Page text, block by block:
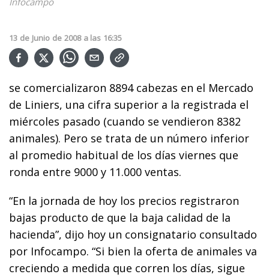
13 de Junio de 2008 a las 16:35
se comercializaron 8894 cabezas en el Mercado
de Liniers, una cifra superior a la registrada el
miércoles pasado (cuando se vendieron 8382
animales). Pero se trata de un número inferior
al promedio habitual de los días viernes que
ronda entre 9000 y 11.000 ventas.
“En la jornada de hoy los precios registraron
bajas producto de que la baja calidad de la
hacienda”, dijo hoy un consignatario consultado
por Infocampo. “Si bien la oferta de animales va
creciendo a medida que corren los días, sigue